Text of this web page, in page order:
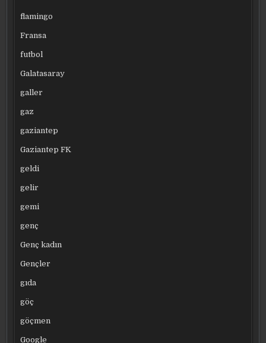
flamingo
Fransa
futbol
Galatasaray
galler
gaz
gaziantep
Gaziantep FK
geldi
gelir
gemi
genç
Genç kadın
Gençler
gıda
göç
göçmen
Google